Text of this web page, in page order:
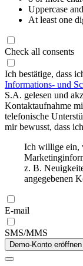
Uppercase
At least one
Check all consents
Ich bestätige, dass
Informations- und
S.A. gelesen und
Kontaktaufnahme
telefonische
mir bewusst, dass
Ich willige ein,
z. B.
angegebenen
E-mail
SMS/MMS
Demo-Konto